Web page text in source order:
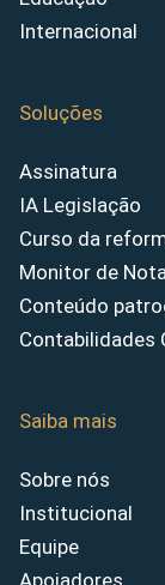
Internacional
Soluções
Assinatura
IA Legislação
Curso da
Monitor de
Conteúdo
Contabilidades
Saiba mais
Sobre nós
Institucional
Equipe